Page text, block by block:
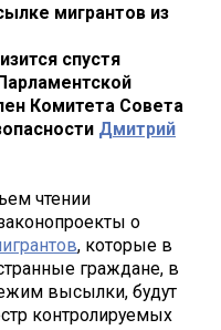
мигрантов из
спустя
Комитета Совета
Дмитрий
чтении
о
, которые в
граждане, в
высылки, будут
контролируемых